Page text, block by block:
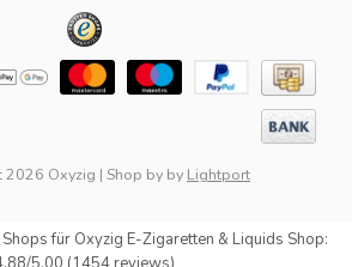
2026 Oxyzig | Shop by by Lightport
für Oxyzig E-Zigaretten & Liquids Shop: